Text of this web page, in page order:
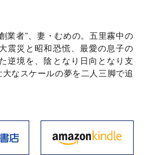
業者”、妻・むめの。五里霧中の
震災と昭和恐慌、最愛の息子の
逆境を、陰となり日向となり支
なスケールの夢を二人三脚で追